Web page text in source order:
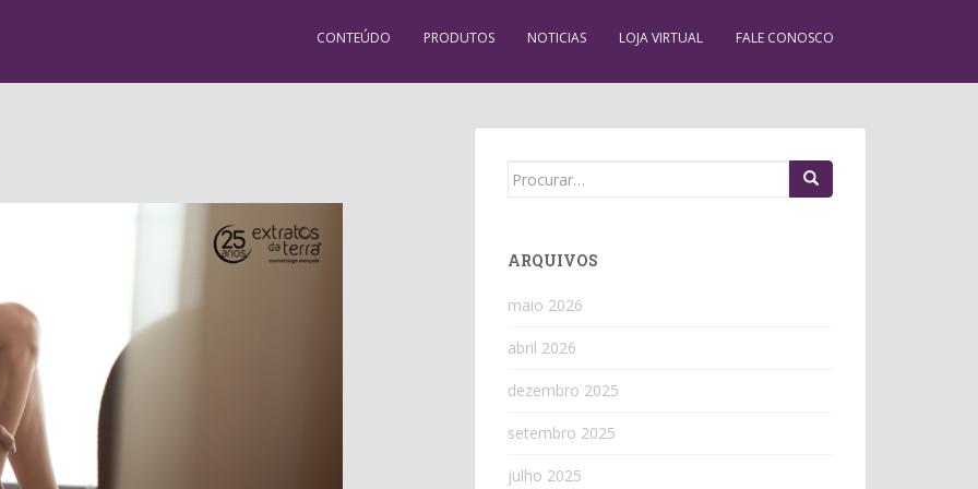
CONTEÚDO PRODUTOS NOTICIAS LOJA VIRTUAL FALE CONOSCO
Search
ARQUIVOS
maio 2026
abril 2026
dezembro 2025
setembro 2025
julho 2025